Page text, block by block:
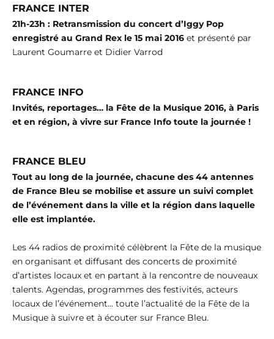
FRANCE INTER
21h-23h : Retransmission du concert d’Iggy Pop
enregistré au Grand Rex le 15 mai 2016 et présenté par
Laurent Goumarre et Didier Varrod
FRANCE INFO
Invités, reportages… la Fête de la Musique 2016, à Paris
et en région, à vivre sur France Info toute la journée !
FRANCE BLEU
Tout au long de la journée, chacune des 44 antennes
de France Bleu se mobilise et assure un suivi complet
de l’événement dans la ville et la région dans laquelle
elle est implantée.
Les 44 radios de proximité célèbrent la Fête de la musique
en organisant et diffusant des concerts de proximité
d’artistes locaux et en partant à la rencontre de nouveaux
talents. Agendas, programmes des festivités, acteurs
locaux de l’événement… toute l’actualité de la Fête de la
Musique à suivre et à écouter sur France Bleu.